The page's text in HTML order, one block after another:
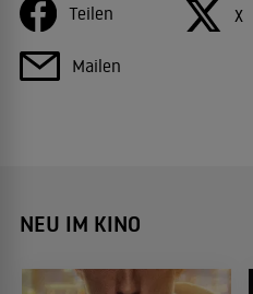
Teilen X
Mailen
NEU IM KINO